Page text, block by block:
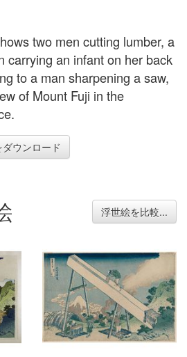
two men cutting lumber, a
carrying an infant on her back
to a man sharpening a saw,
of Mount Fuji in the
ウンロード
浮世絵を比較...